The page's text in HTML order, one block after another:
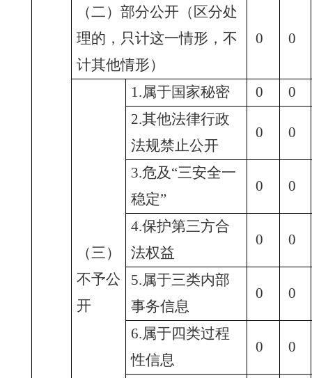
（二）部分公开（区分处
理的，只计这一情形，不
计其他情形）
0 0
（三）
不予公
开
1.属于国家秘密 0
0
2.其他法律行政
法规禁止公开
0 0
3.危及“三安全一
稳定”
0 0
4.保护第三方合
法权益
0 0
5.属于三类内部
事务信息
0 0
6.属于四类过程
性信息
0 0